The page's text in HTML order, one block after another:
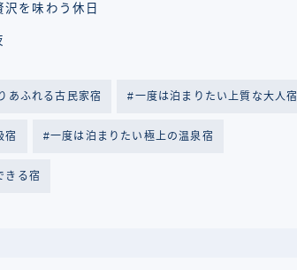
を味わう休日
あふれる古民家宿 一度は泊まりたい上質な大人宿
宿 一度は泊まりたい極上の温泉宿
きる宿